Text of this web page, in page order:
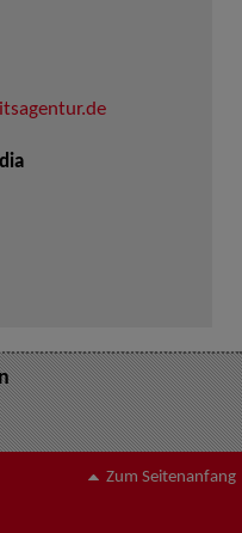
Zum Seitenanfang